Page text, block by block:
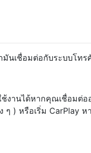
มันเชื่อมต่อกับระบบโท
ช้งานได้หากคุณเชื่อมต่
ๆ ) หรือเริ่ม CarPlay